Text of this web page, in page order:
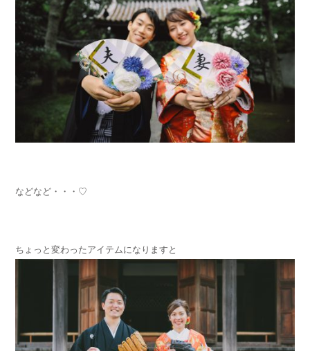
などなど・・・♡
ちょっと変わったアイテムになりますと